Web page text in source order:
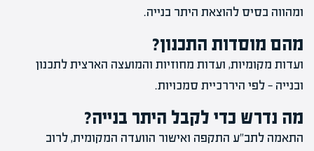
ומהווה בסיס להוצאת היתר בנייה.
מהם מוסדות התכנון?
ועדות מקומיות, ועדות מחוזיות והמועצה הארצית לתכנון
ובנייה — לפי היררכיית סמכויות.
מה נדרש כדי לקבל היתר בנייה?
התאמה לתב"ע התקפה ואישור הוועדה המקומית, לרוב